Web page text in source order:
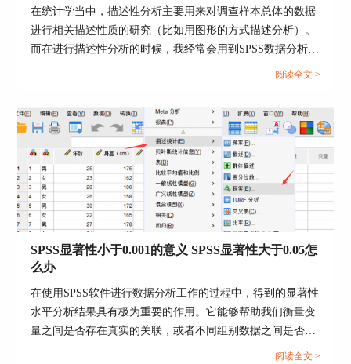
可以得到以下信息：
1.数据的分布情况：平均数和中位数可以反映数据
的集中趋势，标准差和方差可以反映数据的离散程
度，极差可以反映数据的变异程度，这些信息可以
2.数据的异常值：通过观察最大值和最小值，我们
可以发现是否存在异常值，以及异常值对数据分析
的影响。
3.数据的可靠性：描述性分析可以帮助我们了解数
据的可靠性，例如平均数和标准差的比较可以判断
数据是否具有正态分布。
除了SPSS描述性分析外，SPSS还有很多其他数据
分析方法，如t检验、方差分析、回归分析等。这
需要根据实际情况进行选择和使用。此外，SPSS也
提供了非常多的数据可视化功能，如直方图、散点
图、折线图等，这些功能可以帮助我们更加直观地
在统计学当中，描述性分析主要用来对调查样本总体的数据
进行相关描述性质的研究（比如用图形的方式描述分析）。
而在进行描述性分析的时候，我经常会用到SPSS数据分析软
件，这款软件给我提供了许多数据分析的帮助。接下来给大
阅读全文 >
SPSS显著性小于0.001的意义 SPSS显著性大于0.05怎
么办
在使用SPSS软件进行数据分析工作的过程中，得到的显著性
水平分析结果具有极为重要的作用。它能够帮助我们衡量变
量之间是否存在真实的关联，或者不同组别数据之间是否存
在实质性的差异。今天我们就一起来探讨关于SPSS显著性小
阅读全文 >